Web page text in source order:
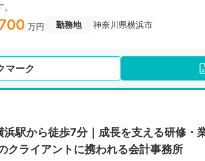
万円 勤務地 神奈川県横浜市
マーク
駅から徒歩7分｜成長を支える研修・
クライアントに携われる会計事務所